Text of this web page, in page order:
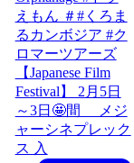
【Japanese Film
Festival】 2月5日
～3日🤩間 メジ
ャーシネプレック
ス 入